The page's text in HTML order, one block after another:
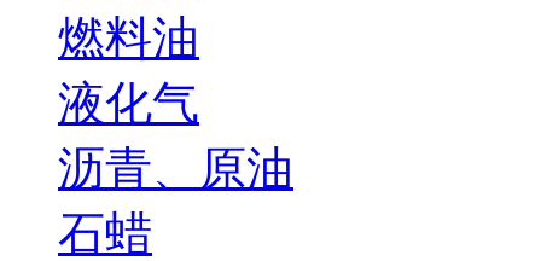
燃料油
液化气
沥青、原油
石蜡